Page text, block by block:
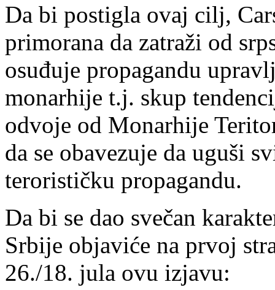
Da bi postigla ovaj cilj,
primorana da zatraži od
osuđuje propagandu
monarhije t.j. skup
odvoje od Monarhije
da se obavezuje da uguši
terorističku propagandu.
Da bi se dao svečan
Srbije objaviće na prvoj
26./18. jula ovu izjavu: